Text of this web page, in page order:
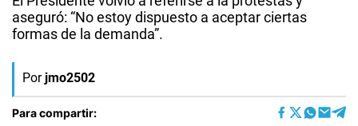
aseguró: “No estoy dispuesto a aceptar ciertas
formas de la demanda”.
Por jmo2502
Para compartir: